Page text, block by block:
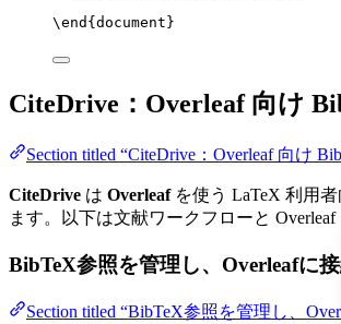
\end { document }
CiteDrive：Overleaf 向け
Section titled “CiteDrive：Overleaf 向け
CiteDrive は Overleafを使う LaTeX 利用者
ます。以下は文献ワークフローと Overleaf
BibTeX参照を管理し、Overleafに
Section titled “BibTeX参照を管理し、